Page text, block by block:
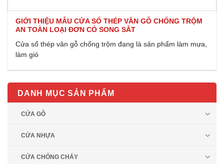
GIỚI THIỆU MẪU CỬA SỔ THÉP VÂN GỖ CHỐNG TRỘM
AN TOÀN LOẠI ĐƠN CÓ SONG SẮT
Cửa sổ thép vân gỗ chống trộm đang là sản phẩm làm mưa,
làm gió
DANH MỤC SẢN PHẨM
CỬA GỖ
CỬA NHỰA
CỬA CHỐNG CHÁY